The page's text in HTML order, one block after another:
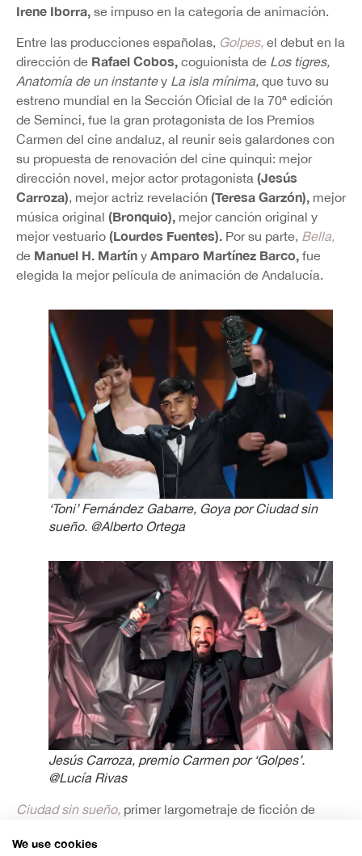
Irene Iborra, se impuso en la categoría de animación.
Entre las producciones españolas, Golpes, el debut en la
dirección de Rafael Cobos, coguionista de Los tigres,
Anatomía de un instantey La isla mínima, que tuvo su
estreno mundial en la Sección Oficial de la 70ª edición
de Seminci, fue la gran protagonista de los Premios
Carmen del cine andaluz, al reunir seis galardones con
su propuesta de renovación del cine quinqui: mejor
dirección novel, mejor actor protagonista (Jesús
Carroza), mejor actriz revelación (Teresa Garzón), mejor
música original (Bronquio), mejor canción original y
mejor vestuario (Lourdes Fuentes). Por su parte, Bella,
de Manuel H. Martín y Amparo Martínez Barco, fue
elegida la mejor película de animación de Andalucía.
‘Toni’ Fernández Gabarre, Goya por Ciudad sin
sueño. @Alberto Ortega
Jesús Carroza, premio Carmen por ‘Golpes’.
@Lucía Rivas
Ciudad sin sueño, primer largometraje de ficción de
equilibrio)ha sumado dos reconocimientos para esta
We use cookies